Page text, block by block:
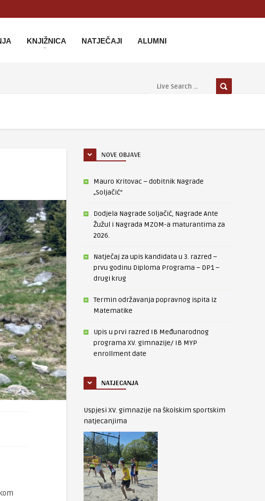
KNJIŽNICA NATJEČAJI ALUMNI
NOVE OBJAVE
Mauro Kritovac – dobitnik Nagrade
„Soljačić“
Dodjela Nagrade Soljačić, Nagrade Ante
Žužul i Nagrada MZOM-a maturantima za
2026.
Natječaj za upis kandidata u 3. razred –
prvu godinu Diploma Programa – DP1 –
drugi krug
Termin održavanja popravnog ispita iz
Matematike
Upis u prvi razred IB Međunarodnog
programa XV. gimnazije/ IB MYP
enrollment date
NATJECANJA
Uspjesi XV. gimnazije na školskim sportskim
natjecanjima